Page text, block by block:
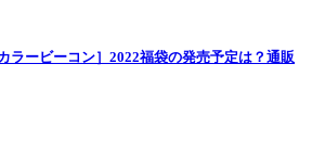
ラービーコン］2022福袋の発売予定は？通販